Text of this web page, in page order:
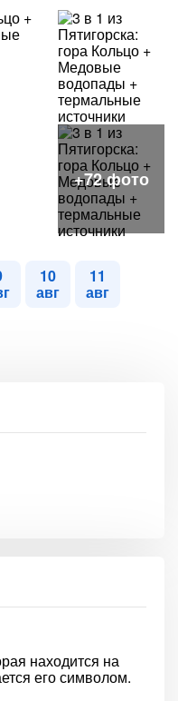
10
авг
11
авг
находится на
его символом.